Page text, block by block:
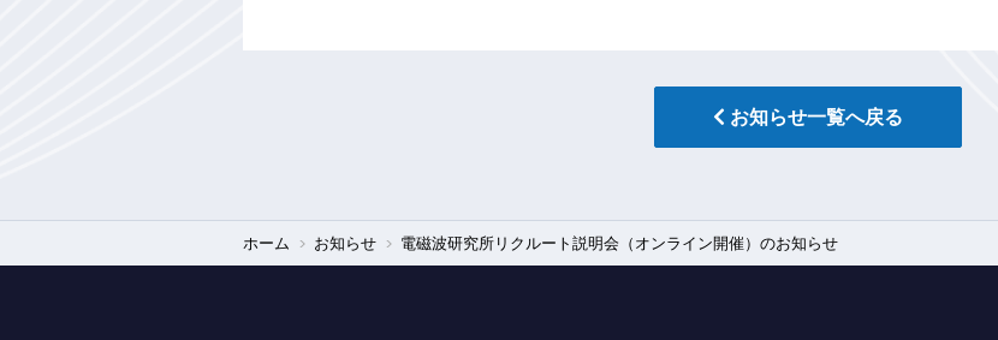
お知らせ一覧へ戻る
ホーム お知らせ 電磁波研究所リクルート説明会（オンライン開催）のお知らせ